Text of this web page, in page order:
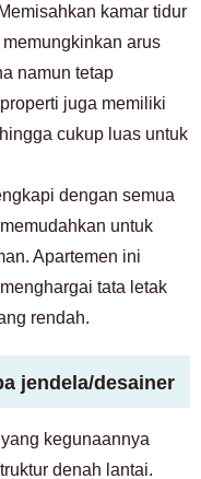
kamar tidur
arus
namun tetap
juga memiliki
cukup luas untuk
dengan semua
untuk
Apartemen ini
tata letak
rendah.
jendela/desainer
kegunaannya
denah lantai.